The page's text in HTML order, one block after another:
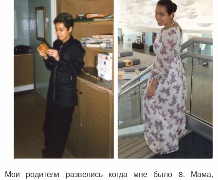
Мои родители развелись когда мне было 8. Мама,